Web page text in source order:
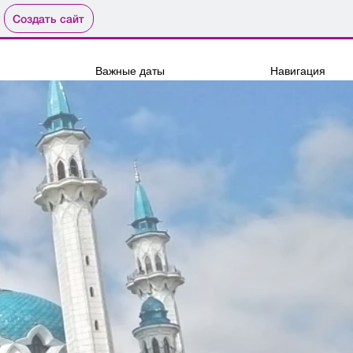
Создать сайт
Важные даты Навигация